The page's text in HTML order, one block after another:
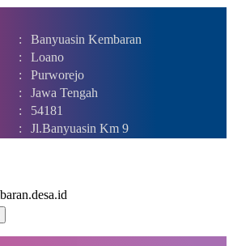
:
Banyuasin Kembaran
:
Loano
:
Purworejo
:
Jawa Tengah
:
54181
: Jl.Banyuasin Km 9